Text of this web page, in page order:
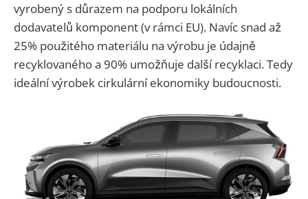
vyrobený s důrazem na podporu lokálních
dodavatelů komponent (v rámci EU). Navíc snad až
25% použitého materiálu na výrobu je údajně
recyklovaného a 90% umožňuje další recyklaci. Tedy
ideální výrobek cirkulární ekonomiky budoucnosti.